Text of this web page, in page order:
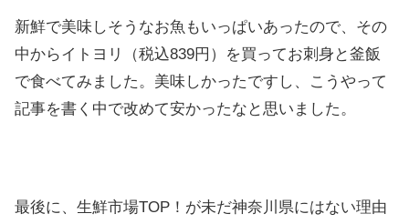
新鮮で美味しそうなお魚もいっぱいあったので、その
中からイトヨリ（税込839円）を買ってお刺身と釜飯
で食べてみました。美味しかったですし、こうやって
記事を書く中で改めて安かったなと思いました。
最後に、生鮮市場TOP！が未だ神奈川県にはない理由